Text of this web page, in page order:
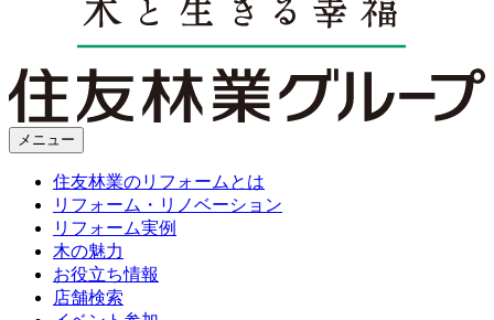
メニュー
住友林業のリフォームとは
リフォーム・リノベーション
リフォーム実例
木の魅力
お役立ち情報
店舗検索